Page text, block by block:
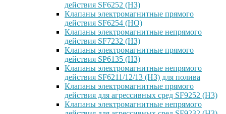
действия SF6252 (НЗ)
Клапаны электромагнитные прямого
действия SF6254 (НО)
Клапаны электромагнитные непрямого
действия SF7232 (НЗ)
Клапаны электромагнитные прямого
действия SP6135 (НЗ)
Клапаны электромагнитные непрямого
действия SF6211/12/13 (НЗ) для полива
Клапаны электромагнитные прямого
действия для агрессивных сред SF9252 (H3)
Клапаны электромагнитные непрямого